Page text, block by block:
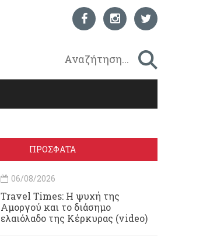
ΠΡΟΣΦΑΤΑ
06/08/2026
Travel Times: H ψυχή της
Αμοργού και το διάσημο
ελαιόλαδο της Κέρκυρας (video)